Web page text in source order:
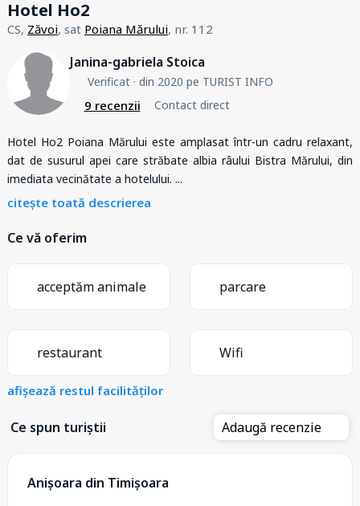
Hotel Ho2
CS, Zăvoi, sat Poiana Mărului, nr. 112
Janina-gabriela Stoica
Verificat· din 2020 pe TURIST INFO
9 recenzii Contact direct
Hotel Ho2 Poiana Mărului este amplasat într-un cadru relaxant,
dat de susurul apei care străbate albia râului Bistra Mărului, din
imediata vecinătate a hotelului. ...
citește toată descrierea
Ce vă oferim
acceptăm animale parcare
restaurant Wifi
afișează restul facilităților
Ce spun turiștii Adaugă recenzie
Anișoara din Timișoara